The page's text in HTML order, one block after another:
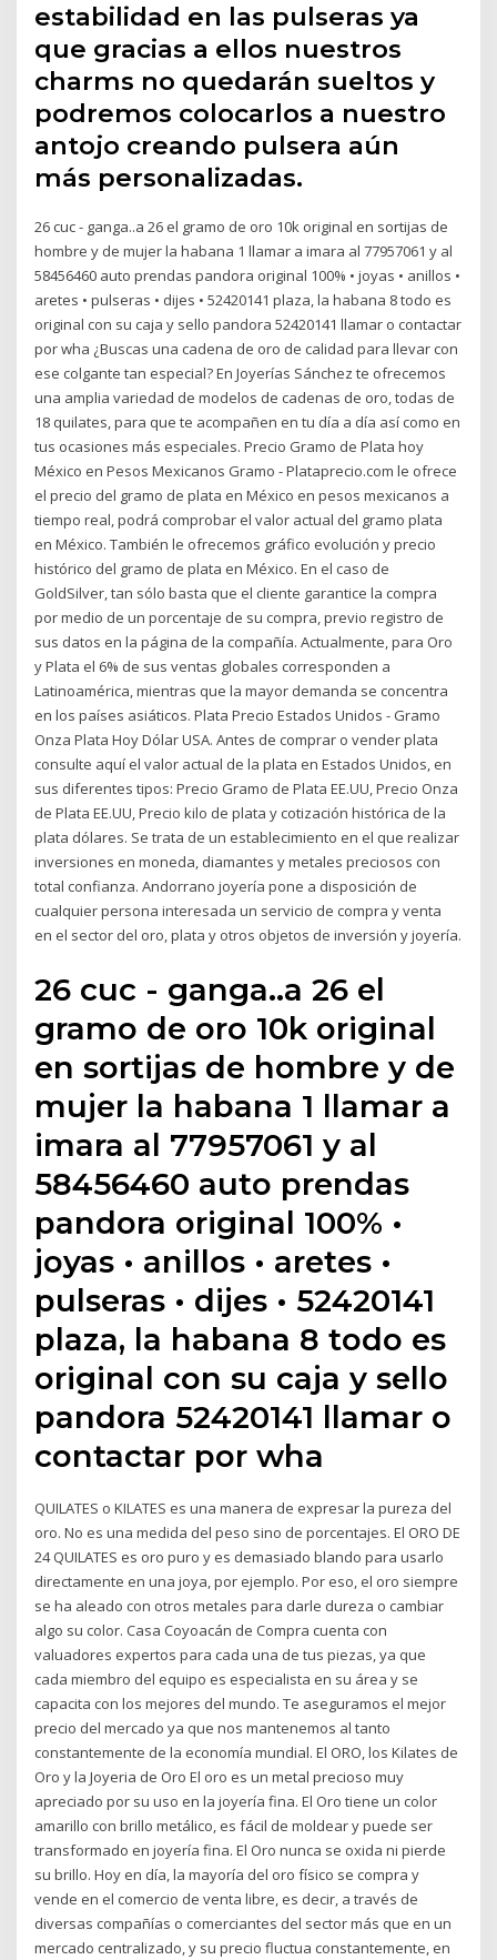
estabilidad en las pulseras ya
que gracias a ellos nuestros
charms no quedarán sueltos y
podremos colocarlos a nuestro
antojo creando pulsera aún
más personalizadas.
26 cuc - ganga..a 26 el gramo de oro 10k original en sortijas de
hombre y de mujer la habana 1 llamar a imara al 77957061 y al
58456460 auto prendas pandora original 100% • joyas • anillos •
aretes • pulseras • dijes • 52420141 plaza, la habana 8 todo es
original con su caja y sello pandora 52420141 llamar o contactar
por wha ¿Buscas una cadena de oro de calidad para llevar con
ese colgante tan especial? En Joyerías Sánchez te ofrecemos
una amplia variedad de modelos de cadenas de oro, todas de
18 quilates, para que te acompañen en tu día a día así como en
tus ocasiones más especiales. Precio Gramo de Plata hoy
México en Pesos Mexicanos Gramo - Plataprecio.com le ofrece
el precio del gramo de plata en México en pesos mexicanos a
tiempo real, podrá comprobar el valor actual del gramo plata
en México. También le ofrecemos gráfico evolución y precio
histórico del gramo de plata en México. En el caso de
GoldSilver, tan sólo basta que el cliente garantice la compra
por medio de un porcentaje de su compra, previo registro de
sus datos en la página de la compañía. Actualmente, para Oro
y Plata el 6% de sus ventas globales corresponden a
Latinoamérica, mientras que la mayor demanda se concentra
en los países asiáticos. Plata Precio Estados Unidos - Gramo
Onza Plata Hoy Dólar USA. Antes de comprar o vender plata
consulte aquí el valor actual de la plata en Estados Unidos, en
sus diferentes tipos: Precio Gramo de Plata EE.UU, Precio Onza
de Plata EE.UU, Precio kilo de plata y cotización histórica de la
plata dólares. Se trata de un establecimiento en el que realizar
inversiones en moneda, diamantes y metales preciosos con
total confianza. Andorrano joyería pone a disposición de
cualquier persona interesada un servicio de compra y venta
en el sector del oro, plata y otros objetos de inversión y joyería.
26 cuc - ganga..a 26 el
gramo de oro 10k original
en sortijas de hombre y de
mujer la habana 1 llamar a
imara al 77957061 y al
58456460 auto prendas
pandora original 100% •
joyas • anillos • aretes •
pulseras • dijes • 52420141
plaza, la habana 8 todo es
original con su caja y sello
pandora 52420141 llamar o
contactar por wha
QUILATES o KILATES es una manera de expresar la pureza del
oro. No es una medida del peso sino de porcentajes. El ORO DE
24 QUILATES es oro puro y es demasiado blando para usarlo
directamente en una joya, por ejemplo. Por eso, el oro siempre
se ha aleado con otros metales para darle dureza o cambiar
algo su color. Casa Coyoacán de Compra cuenta con
valuadores expertos para cada una de tus piezas, ya que
cada miembro del equipo es especialista en su área y se
capacita con los mejores del mundo. Te aseguramos el mejor
precio del mercado ya que nos mantenemos al tanto
constantemente de la economía mundial. El ORO, los Kilates de
Oro y la Joyeria de Oro El oro es un metal precioso muy
apreciado por su uso en la joyería fina. El Oro tiene un color
amarillo con brillo metálico, es fácil de moldear y puede ser
transformado en joyería fina. El Oro nunca se oxida ni pierde
su brillo. Hoy en día, la mayoría del oro físico se compra y
vende en el comercio de venta libre, es decir, a través de
diversas compañías o comerciantes del sector más que en un
mercado centralizado, y su precio fluctua constantemente, en